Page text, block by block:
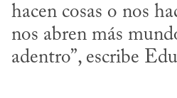
hacen cosas o nos
nos abren más
adentro”, escribe